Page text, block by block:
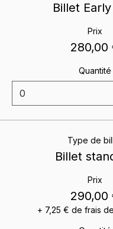
Billet
Prix
280,00
Quantité
Type de
Billet
Prix
290,00
+ 7,25 € de frais